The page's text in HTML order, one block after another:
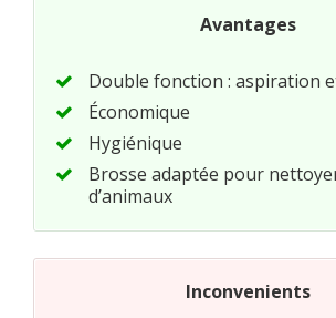
Avantages
Double fonction : aspiration
Économique
Hygiénique
Brosse adaptée pour
d’animaux
Inconvenients